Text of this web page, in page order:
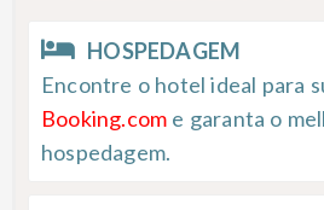
HOSPEDAGEM
Encontre o hotel ideal para
Booking.com e garanta o
hospedagem.